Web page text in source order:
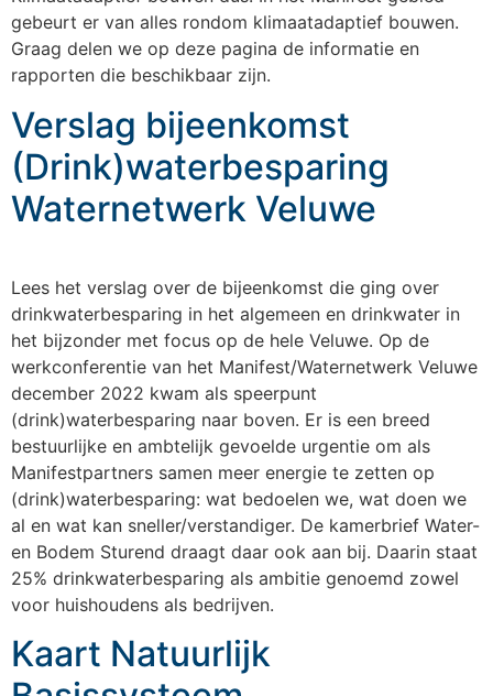
gebeurt er van alles rondom klimaatadaptief bouwen.
Graag delen we op deze pagina de informatie en
rapporten die beschikbaar zijn.
Verslag bijeenkomst
(Drink)waterbesparing
Waternetwerk Veluwe
Lees het verslag over de bijeenkomst die ging over
drinkwaterbesparing in het algemeen en drinkwater in
het bijzonder met focus op de hele Veluwe. Op de
werkconferentie van het Manifest/Waternetwerk Veluwe
december 2022 kwam als speerpunt
(drink)waterbesparing naar boven. Er is een breed
bestuurlijke en ambtelijk gevoelde urgentie om als
Manifestpartners samen meer energie te zetten op
(drink)waterbesparing: wat bedoelen we, wat doen we
al en wat kan sneller/verstandiger. De kamerbrief Water-
en Bodem Sturend draagt daar ook aan bij. Daarin staat
25% drinkwaterbesparing als ambitie genoemd zowel
voor huishoudens als bedrijven.
Kaart Natuurlijk